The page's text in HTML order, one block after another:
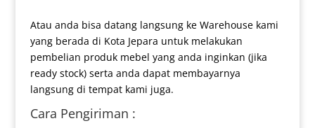
Atau anda bisa datang langsung ke Warehouse kami
yang berada di Kota Jepara untuk melakukan
pembelian produk mebel yang anda inginkan (jika
ready stock) serta anda dapat membayarnya
langsung di tempat kami juga.
Cara Pengiriman :